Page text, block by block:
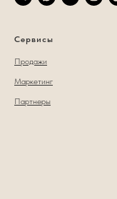
Сервисы
Продажи
Маркетинг
Партнеры